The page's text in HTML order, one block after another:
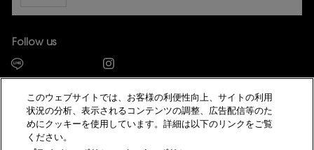
Follow us
© YSL Beauté
このウェブサイトでは、お客様の利便性向上、サイトの利用
状況の分析、表示されるコンテンツの調整、広告配信等のた
めにクッキーを使用しています。詳細は以下のリンクをご覧
ください。
ギフトをお探しですか？